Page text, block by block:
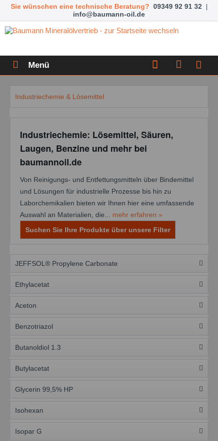
Sie wünschen eine technische Beratung? 09349 92 91 32 |
info@baumann-oil.de
Menü
Industriechemie & Lösemittel
Industriechemie: Lösemittel, Säuren,
Laugen, Benzine und mehr bei
baumannoil.de
Von Reinigungs- und Entfettungsmitteln über Bindemittel
und Lösungen für industrielle Prozesse bis hin zu
Laborchemikalien bieten wir Ihnen hier eine umfassende
Auswahl an Materialien, die... mehr erfahren »
Suchen Sie Ihre Produkte über unsere Filter
JEFFSOL® Propylene Carbonate
Ethylacetat
Aceton
Benzotriazol
Butanoldiol 1.3
Butylacetat
Glycerin 99,5% HP
Isohexan
Isopar G